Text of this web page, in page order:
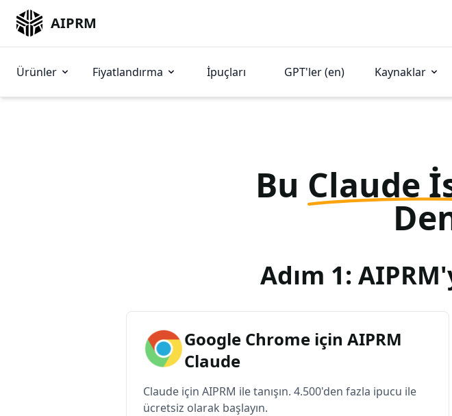
AIPRM
Ürünler Fiyatlandırma İpuçları GPT'ler (en) Kaynaklar
Bu Claude
Adım 1:
Google Chrome için AIPRM
Claude
Claude için AIPRM ile tanışın. 4.500'den fazla ipucu ile
ücretsiz olarak başlayın.